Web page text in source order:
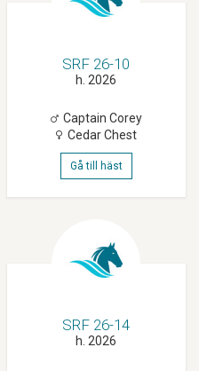
SRF 26-10
h. 2026
Captain Corey
Cedar Chest
Gå till häst
SRF 26-14
h. 2026